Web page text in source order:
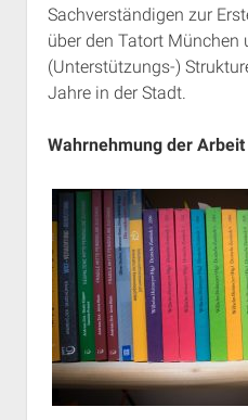
Sachverständigen zur
über den Tatort München
(Unterstützungs-)
Jahre in der Stadt.
Wahrnehmung der Arbeit